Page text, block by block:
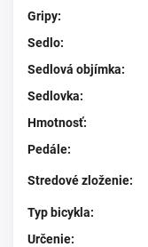
Gripy:
Sedlo:
Sedlová objímka:
Sedlovka:
Hmotnosť:
Pedále:
Stredové zloženie:
Typ bicykla:
Určenie: